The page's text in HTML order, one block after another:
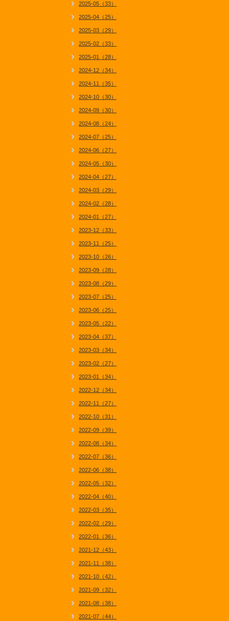
2025-05（33）
2025-04（25）
2025-03（29）
2025-02（33）
2025-01（28）
2024-12（34）
2024-11（35）
2024-10（30）
2024-09（30）
2024-08（24）
2024-07（25）
2024-06（27）
2024-05（30）
2024-04（27）
2024-03（29）
2024-02（28）
2024-01（27）
2023-12（33）
2023-11（25）
2023-10（26）
2023-09（28）
2023-08（29）
2023-07（25）
2023-06（25）
2023-05（22）
2023-04（37）
2023-03（34）
2023-02（27）
2023-01（34）
2022-12（34）
2022-11（27）
2022-10（31）
2022-09（39）
2022-08（34）
2022-07（36）
2022-06（38）
2022-05（32）
2022-04（40）
2022-03（35）
2022-02（29）
2022-01（36）
2021-12（43）
2021-11（38）
2021-10（42）
2021-09（32）
2021-08（38）
2021-07（44）